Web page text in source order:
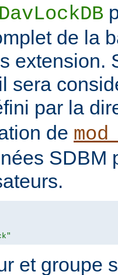
DavLockDB
de la
extension.
sera
par la
de
SDBM
et groupe